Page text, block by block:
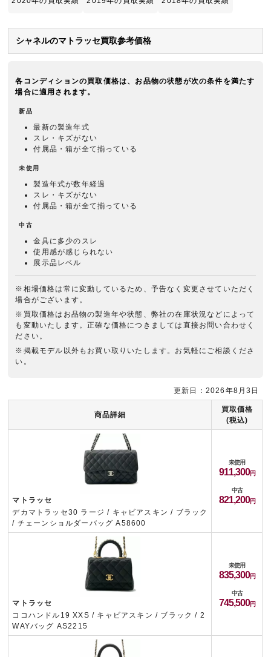
シャネルのマトラッセ買取参考価格
各コンディションの買取価格は、お品物の状態が次の条件を満たす
場合に適用されます。
新品
最新の製造年式
スレ・キズがない
付属品・箱が全て揃っている
未使用
製造年式が数年経過
スレ・キズがない
付属品・箱が全て揃っている
中古
金具に多少のスレ
使用感が感じられない
展示品レベル
※相場価格は常に変動しているため、予告なく変更させていただく
場合がございます。
※買取価格はお品物の製造年や状態、弊社の在庫状況などによって
も変動いたします。正確な価格につきましては直接お問い合わせく
ださい。
※掲載モデル以外もお買い取りいたします。お気軽にご相談くださ
い。
商品詳細
買取価格
(税込)
マトラッセ
デカマトラッセ30 ラージ / キャビアスキン / ブラック
/ チェーンショルダーバッグ A58600
未使用
911,300
中古
821,200
マトラッセ
ココハンドル19 XXS / キャビアスキン / ブラック / 2
WAYバッグ AS2215
未使用
835,300
中古
745,500
更新日：2026年8月3日